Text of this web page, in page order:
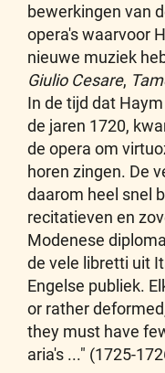
bewerkingen van
opera's waarvoor
nieuwe muziek
Giulio Cesare,
In de tijd dat
de jaren 1720,
de opera om
horen zingen. De
daarom heel snel
recitatieven en
Modenese
de vele libretti uit
Engelse publiek.
or rather
they must have
aria's ..." (1725-